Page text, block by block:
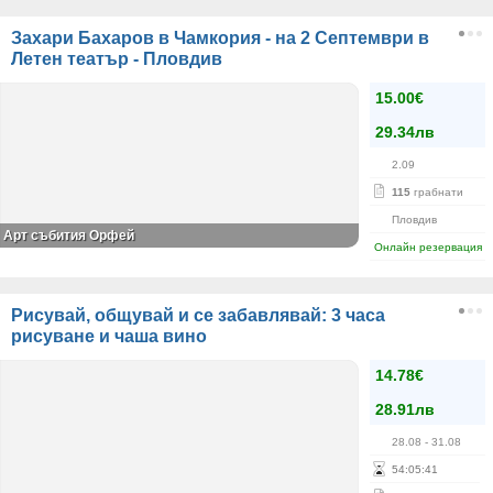
Захари Бахаров в Чамкория - на 2 Септември в
Летен театър - Пловдив
15.00€
29.34лв
2.09
115 грабнати
Пловдив
Онлайн резервация
Арт събития Орфей
Рисувай, общувай и се забавлявай: 3 часа
рисуване и чаша вино
14.78€
28.91лв
28.08 - 31.08
54:05:41